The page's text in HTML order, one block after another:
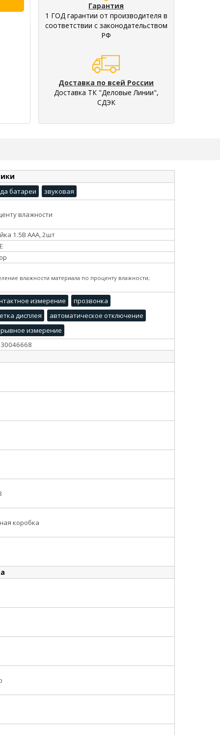
Гарантия
1 ГОД гарантии от производителя в
соответствии с законодательством
РФ
Доставка по всей России
Доставка ТК "Деловые Линии",
СДЭК
батареи
звуковая
влажности
1.5В ААА, 2шт
влажности материала по проценту влажности;
измерение
прозвонка
дисплея
автоматическое отключение
измерение
коробка